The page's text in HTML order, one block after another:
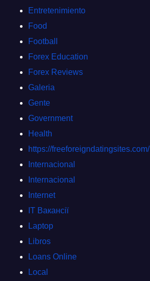
Entretenimiento
Food
Football
Forex Education
Forex Reviews
Galeria
Gente
Government
Health
https://freeforeigndatingsites.com/
Internacional
Internacional
Internet
IT Вакансії
Laptop
Libros
Loans Online
Local